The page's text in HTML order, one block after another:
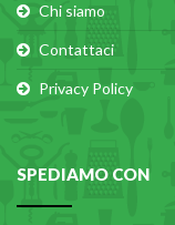
Chi siamo
Contattaci
Privacy Policy
SPEDIAMO CON